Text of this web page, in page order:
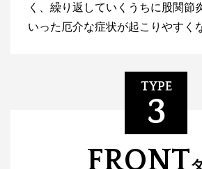
く、繰り返していくうちに股関節
いった厄介な症状が起こりやすく
TYPE
3
FRONT